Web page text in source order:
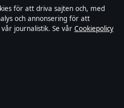
för att driva sajten och, med
och annonsering för att
journalistik. Se vår Cookiepolicy